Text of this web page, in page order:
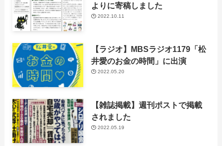
よりに寄稿しました
2022.10.11
【ラジオ】MBSラジオ1179「松
井愛のお金の時間」に出演
2022.05.20
【雑誌掲載】週刊ポストで掲載
されました
2022.05.19